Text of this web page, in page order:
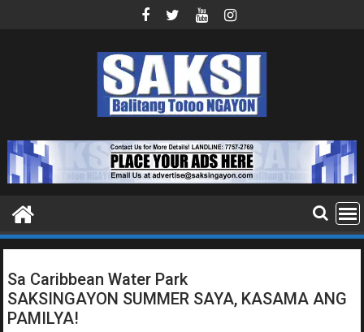
Sa Caribbean Water Park
SAKSINGAYON SUMMER SAYA, KASAMA ANG
PAMILYA!